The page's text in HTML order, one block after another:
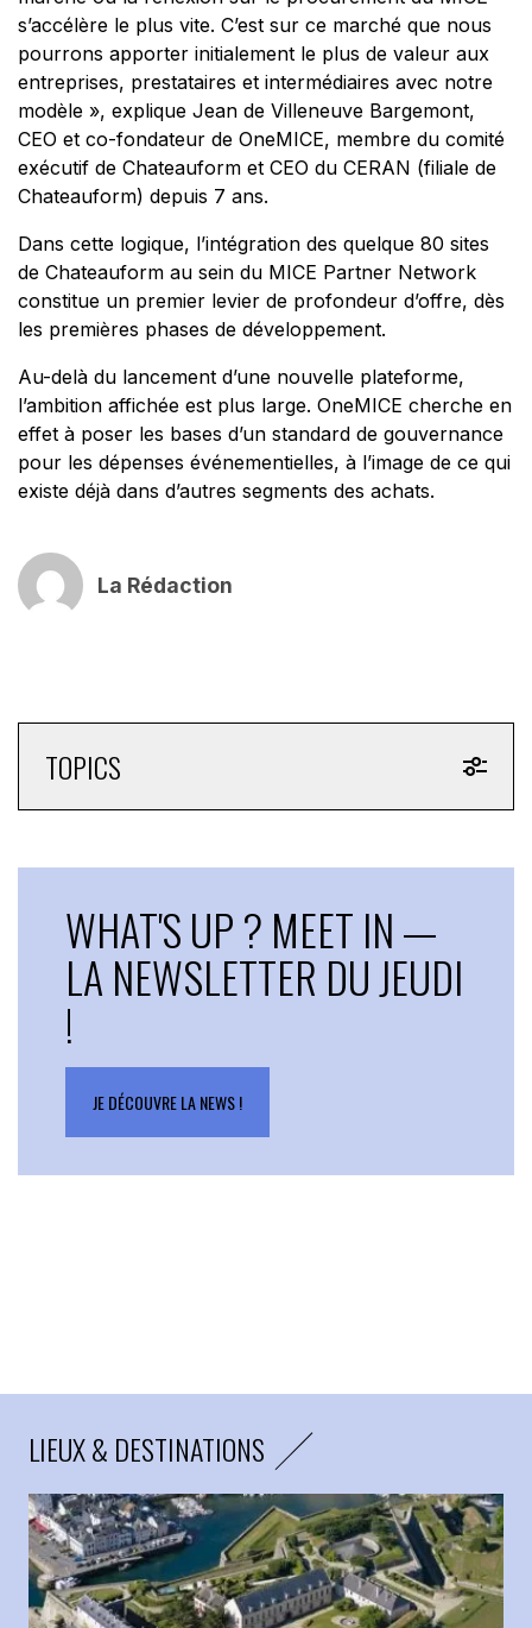
s’accélère le plus vite. C’est sur ce marché que nous
pourrons apporter initialement le plus de valeur aux
entreprises, prestataires et intermédiaires avec notre
modèle », explique Jean de Villeneuve Bargemont,
CEO et co-fondateur de OneMICE, membre du comité
exécutif de Chateauform et CEO du CERAN (filiale de
Chateauform) depuis 7 ans.
Dans cette logique, l’intégration des quelque 80 sites
de Chateauform au sein du MICE Partner Network
constitue un premier levier de profondeur d’offre, dès
les premières phases de développement.
Au-delà du lancement d’une nouvelle plateforme,
l’ambition affichée est plus large. OneMICE cherche en
effet à poser les bases d’un standard de gouvernance
pour les dépenses événementielles, à l’image de ce qui
existe déjà dans d’autres segments des achats.
La Rédaction
TOPICS
WHAT'S UP ? MEET IN —
LA NEWSLETTER DU JEUDI
!
JE DÉCOUVRE LA NEWS !
LIEUX & DESTINATIONS